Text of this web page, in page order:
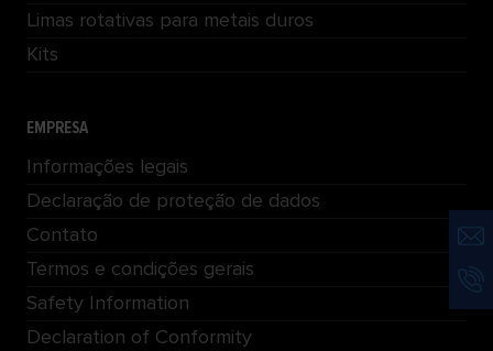
Limas rotativas para metais duros
Kits
EMPRESA
Informações legais
Declaração de proteção de dados
Contato
Termos e condições gerais
Safety Information
Declaration of Conformity